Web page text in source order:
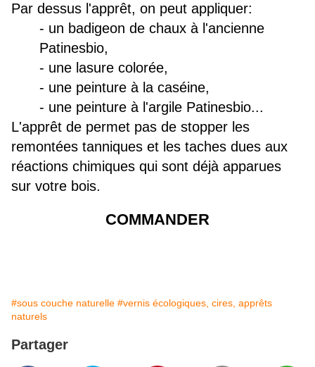
Par dessus l'apprêt, on peut appliquer:
- un badigeon de chaux à l'ancienne
Patinesbio,
- une lasure colorée,
- une peinture à la caséine,
- une peinture à l'argile Patinesbio...
L'apprêt de permet pas de stopper les
remontées tanniques et les taches dues aux
réactions chimiques qui sont déjà apparues
sur votre bois.
COMMANDER
#sous couche naturelle #vernis écologiques, cires, apprêts
naturels
Partager